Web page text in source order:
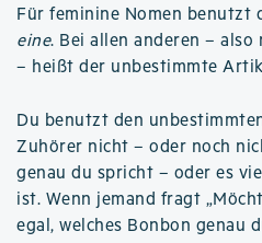
Für feminine Nomen benutzt
eine. Bei allen anderen –
– heißt der unbestimmte
Du benutzt den
Zuhörer nicht – oder noch
genau du spricht – oder es
ist. Wenn jemand fragt
egal, welches Bonbon genau